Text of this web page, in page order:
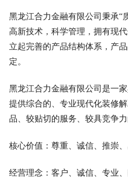
黑龙江合力金融有限公司秉承“
高新技术，科学管理，拥有现
立起完善的产品结构体系，产
定。
黑龙江合力金融有限公司是一
提供综合的、专业现代化装修
品、较贴切的服务、较具竞争力
核心价值：尊重、诚信、推崇
经营理念：客户、诚信、专业